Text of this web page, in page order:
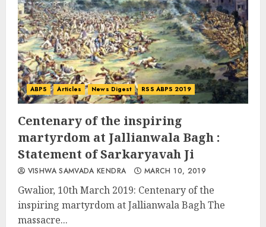
ABPS Articles News Digest RSS ABPS 2019
Centenary of the inspiring
martyrdom at Jallianwala Bagh :
Statement of Sarkaryavah Ji
VISHWA SAMVADA KENDRA MARCH 10, 2019
Gwalior, 10th March 2019: Centenary of the
inspiring martyrdom at Jallianwala Bagh The
massacre...